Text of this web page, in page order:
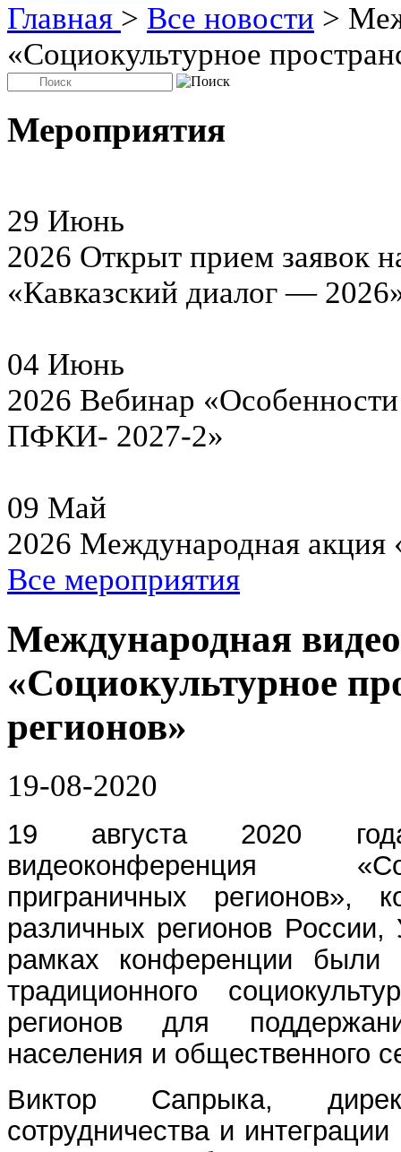
Главная > Все новости >
«Социокультурное
Мероприятия
29 Июнь
2026 Открыт прием заявок
«Кавказский диалог —
04 Июнь
2026 Вебинар
ПФКИ- 2027-2»
09 Май
2026 Международная
Все мероприятия
Международная
«Социокультурное
регионов»
19-08-2020
19 августа 2020 года
видеоконференция
приграничных регионов»,
различных регионов
рамках конференции были
традиционного
регионов для
населения и общественного
Виктор Сапрыка,
сотрудничества и